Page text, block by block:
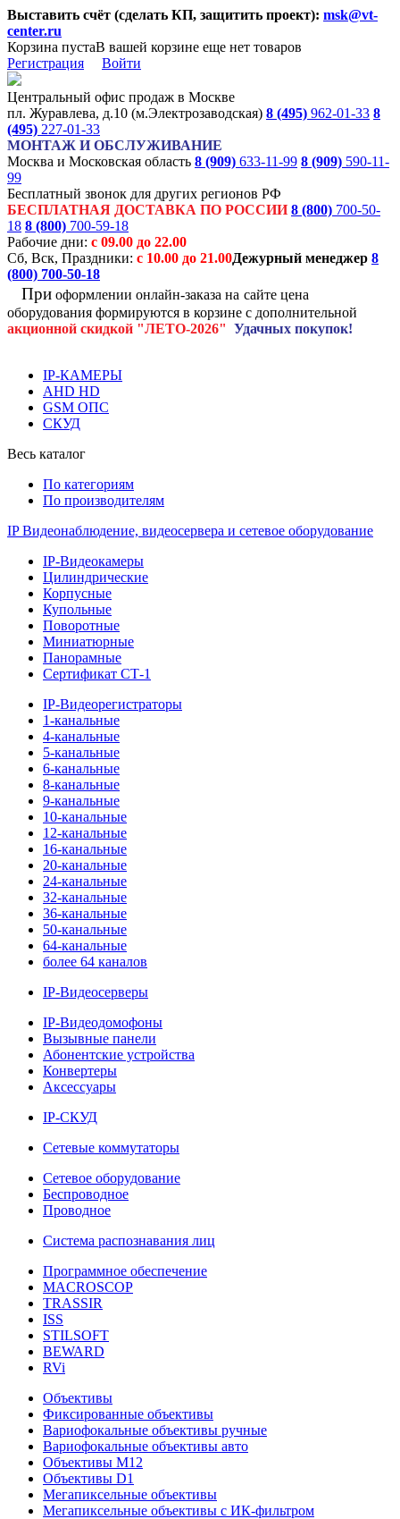
Выставить счёт (сделать КП, защитить проект): msk@vt-
center.ru
Корзина пустаВ вашей корзине еще нет товаров
Регистрация
Войти
Центральный офис продаж в Москве
пл. Журавлева, д.10 (м.Электрозаводская) 8 (495) 962-01-33 8
(495) 227-01-33
МОНТАЖ И ОБСЛУЖИВАНИЕ
Москва и Московская область 8 (909) 633-11-99 8 (909) 590-11-
99
Бесплатный звонок для других регионов РФ
БЕСПЛАТНАЯ ДОСТАВКА ПО РОССИИ 8 (800) 700-50-
18 8 (800) 700-59-18
Рабочие дни: с 09.00 до 22.00
Сб, Вск, Праздники: с 10.00 до 21.00Дежурный менеджер 8
(800) 700-50-18
При оформлении онлайн-заказа на сайте цена
оборудования формируются в корзине с дополнительной
акционной скидкой "ЛЕТО-2026" Удачных покупок!
IP-КАМЕРЫ
AHD HD
GSM ОПС
СКУД
Весь каталог
По категориям
По производителям
IP Видеонаблюдение, видеосервера и сетевое оборудование
IP-Видеокамеры
Цилиндрические
Корпусные
Купольные
Поворотные
Миниатюрные
Панорамные
Сертификат СТ-1
IP-Видеорегистраторы
1-канальные
4-канальные
5-канальные
6-канальные
8-канальные
9-канальные
10-канальные
12-канальные
16-канальные
20-канальные
24-канальные
32-канальные
36-канальные
50-канальные
64-канальные
более 64 каналов
IP-Видеосерверы
IP-Видеодомофоны
Вызывные панели
Абонентские устройства
Конвертеры
Аксессуары
IP-СКУД
Сетевые коммутаторы
Сетевое оборудование
Беспроводное
Проводное
Система распознавания лиц
Программное обеспечение
MACROSCOP
TRASSIR
ISS
STILSOFT
BEWARD
RVi
Объективы
Фиксированные объективы
Вариофокальные объективы ручные
Вариофокальные объективы авто
Объективы М12
Объективы D1
Мегапиксельные объективы
Мегапиксельные объективы с ИК-фильтром